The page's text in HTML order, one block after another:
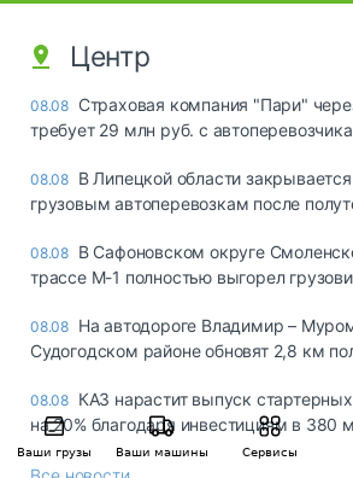
Ваши грузы Ваши машины Сервисы
Центр
08.08 Страховая компания "Пари"
требует 29 млн руб. с
08.08 В Липецкой области
грузовым автоперевозкам после
08.08 В Сафоновском округе
трассе М-1 полностью выгорел
08.08 На автодороге Владимир –
Судогодском районе обновят 2,8 км
08.08 КАЗ нарастит выпуск
на 20% благодаря инвестициям в 380